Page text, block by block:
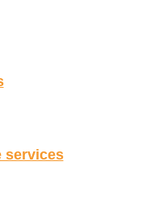
services